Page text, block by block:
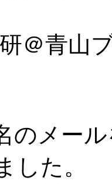
＠青山
のメー
した。